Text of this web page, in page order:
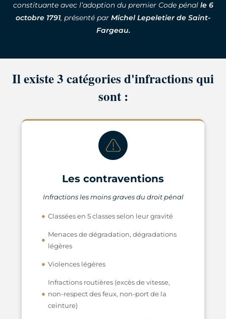
constituante avec l’adoption du premier Code pénal le 6
octobre 1791, présenté par Michel Lepeletier de Saint-
Fargeau.
Il existe 3 catégories d'infractions qui
sont :
Les contraventions
Infractions les moins graves du droit pénal
Classées en 5 classes selon leur gravité
Menaces de dégradation, dégradations
légères
Violences légères
Infractions routières (excès de vitesse,
non-respect des feux, non-port de la
ceinture)